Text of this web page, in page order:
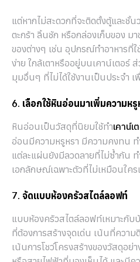
แต่หากไม่สะดวกที่จะติดตั้งตู้และชั้น
ตะกร้า ลิ้นชัก หรือกล่องเก็บของ ม
ของต่างๆ เช่น อุปกรณ์ทำอาหารที่
ง่าย ใกล้เตาหรืออยู่บนเคาน์เตอร์
มุมอื่นๆ ที่ไม่ได้ใช้งานเป็นประจำ เพื่
6. เลือกใช้หินอ่อนมาเพิ่มความหรู
หินอ่อนเป็นวัสดุที่นิยมใช้ทำเคาน์เ
อ่อนมีความหรูหรา มีความคงทน
แต่ละแผ่นยังมีลวดลายที่ไม่ซ้ำกัน ท
เอกลักษณ์เฉพาะตัวที่ไม่เหมือนใค
7. จัดแบบห้องครัวสไตล์ลอฟท์
แบบห้องครัวสไตล์ลอฟท์เหมาะกั
ที่ต้องการสร้างจุดเด่น เน้นที่ควา
เน้นการโชว์โครงสร้างของวัสดุอ